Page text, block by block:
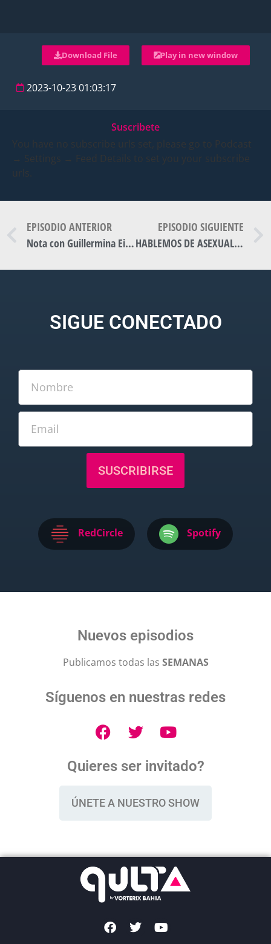
Download File Play in new window
2023-10-23 01:03:17
Suscribete
You have no subscribe urls set, please go to Podcast
→ Settings → Feed Details to set you your subscribe
urls.
EPISODIO ANTERIOR
Nota con Guillermina Eidenson, especialista en Mastología.
EPISODIO SIGUIENTE
HABLEMOS DE ASEXUALIDAD
SIGUE CONECTADO
SUSCRIBIRSE
RedCircle Spotify
Nuevos episodios
Publicamos todas las SEMANAS
Síguenos en nuestras redes
Quieres ser invitado?
ÚNETE A NUESTRO SHOW